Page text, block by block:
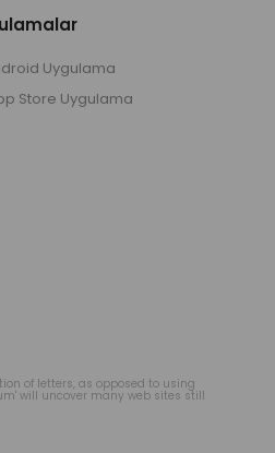
Uygulama
Store Uygulama
of letters, as opposed to using
will uncover many web sites still